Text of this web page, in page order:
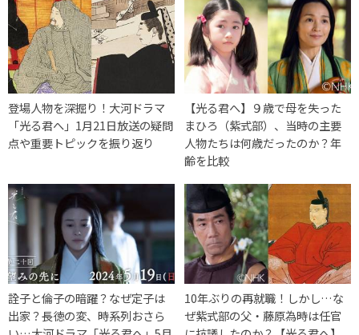
登場人物を深掘り！大河ドラマ
「光る君へ」1月21日放送の疑問
点や重要トピックを振り返り
【光る君へ】９歳で母を失った
まひろ（紫式部）、当時の主要
人物たちは何歳だったのか？年
齢を比較
詮子と倫子の暗躍？なぜ定子は
出家？長徳の変、時系列おさら
10年ぶりの再就職！しかし…な
ぜ紫式部の父・藤原為時は任官